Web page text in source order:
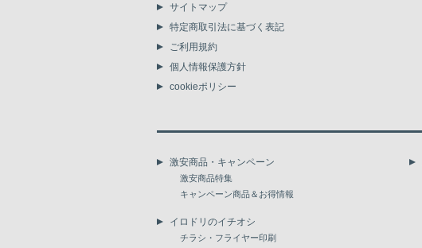
サイトマップ
特定商取引法に基づく表記
ご利用規約
個人情報保護方針
cookieポリシー
激安商品・キャンペーン
激安商品特集
キャンペーン商品＆お得情報
イロドリのイチオシ
チラシ・フライヤー印刷